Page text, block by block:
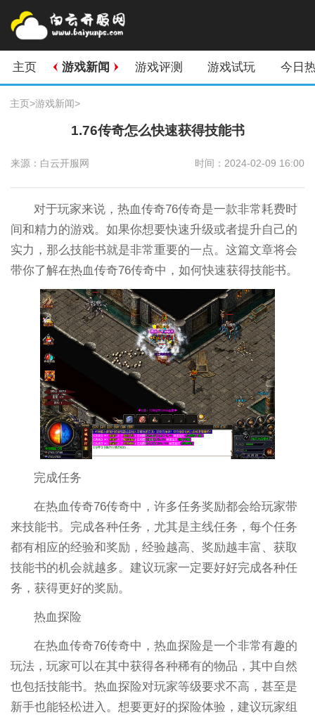
主页 游戏新闻 游戏评测 游戏试玩 今日
主页>游戏新闻>
1.76传奇怎么快速获得技能书
来源：白云开服网 时间：2024-02-09 16:00
对于玩家来说，热血传奇76传奇是一款非常耗费时
间和精力的游戏。如果你想要快速升级或者提升自己的
实力，那么技能书就是非常重要的一点。这篇文章将会
带你了解在热血传奇76传奇中，如何快速获得技能书。
完成任务
在热血传奇76传奇中，许多任务奖励都会给玩家带
来技能书。完成各种任务，尤其是主线任务，每个任务
都有相应的经验和奖励，经验越高、奖励越丰富、获取
技能书的机会就越多。建议玩家一定要好好完成各种任
务，获得更好的奖励。
热血探险
在热血传奇76传奇中，热血探险是一个非常有趣的
玩法，玩家可以在其中获得各种稀有的物品，其中自然
也包括技能书。热血探险对玩家等级要求不高，甚至是
新手也能轻松进入。想要更好的探险体验，建议玩家组